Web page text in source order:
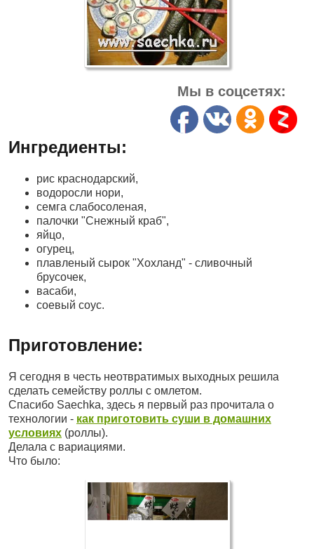
Мы в соцсетях:
Ингредиенты:
рис краснодарский,
водоросли нори,
семга слабосоленая,
палочки "Снежный краб",
яйцо,
огурец,
плавленый сырок "Хохланд" - сливочный
брусочек,
васаби,
соевый соус.
Приготовление:
Я сегодня в честь неотвратимых выходных решила
сделать семейству роллы с омлетом.
Спасибо Saechka, здесь я первый раз прочитала о
технологии - как приготовить суши в домашних
условиях (роллы).
Делала с вариациями.
Что было: